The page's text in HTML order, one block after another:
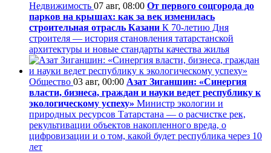
Недвижимость 07 авг, 08:00 От первого соцгорода до
парков на крышах: как за век изменилась
строительная отрасль Казани К 70-летию Дня
строителя — история становления татарстанской
архитектуры и новые стандарты качества жилья
Общество 03 авг, 00:00 Азат Зиганшин: «Синергия
власти, бизнеса, граждан и науки ведет республику к
экологическому успеху» Министр экологии и
природных ресурсов Татарстана — о расчистке рек,
рекультивации объектов накопленного вреда, о
цифровизации и о том, какой будет республика через 10
лет